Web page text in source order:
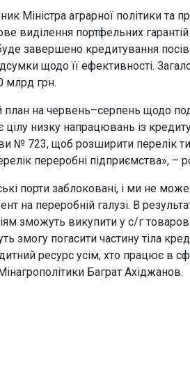
Міністра аграрної політики та
виділення портфельних
завершено кредитування
щодо її ефективності.
млрд грн.
план на червень–серпень щодо
цілу низку напрацювань із
№ 723, щоб розширити перелік
переробні підприємства», –
порти заблоковані, і ми не
на переробній галузі. В
зможуть викупити у с/г
змогу погасити частину тіла
ресурс усім, хто працює в
Баграт Ахіджанов.